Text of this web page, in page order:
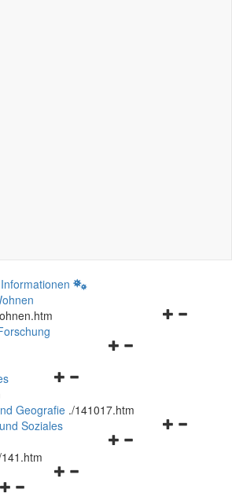
Navigationsmenü
Navigationsmenü
und
schließen
Geografie ./141017.htm
Navigationsmenü
Soziales
Navigationsmenü
Navigationsmenü